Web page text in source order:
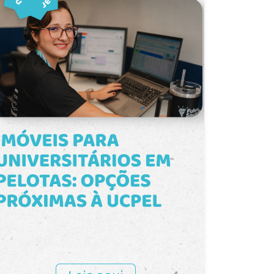
estratégica, conforme as necessidades
do seu negócio. Com localização
estratégica em uma área movimentada
e próxima a importantes serviços, esta
sala comercial é a oportunidade
perfeita para quem deseja estabelecer
ou expandir seu negócio. Agende sua
visita e confira o potencial deste
espaço!